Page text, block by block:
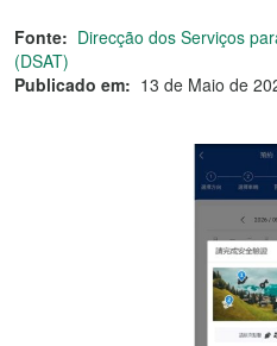
Fonte: Direcção dos Serviços
(DSAT)
Publicado em: 13 de Maio de